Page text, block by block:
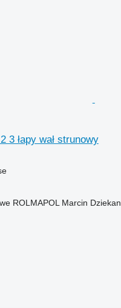
3 łapy wał strunowy
ROLMAPOL Marcin Dziekan